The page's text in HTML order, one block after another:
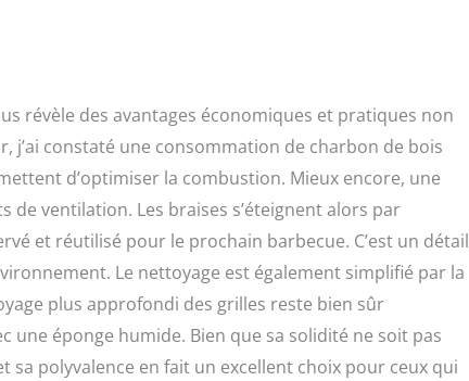
révèle des avantages économiques et pratiques non
j’ai constaté une consommation de charbon de bois
d’optimiser la combustion. Mieux encore, une
ventilation. Les braises s’éteignent alors par
et réutilisé pour le prochain barbecue. C’est un détail
Le nettoyage est également simplifié par la
plus approfondi des grilles reste bien sûr
une éponge humide. Bien que sa solidité ne soit pas
sa polyvalence en fait un excellent choix pour ceux qui